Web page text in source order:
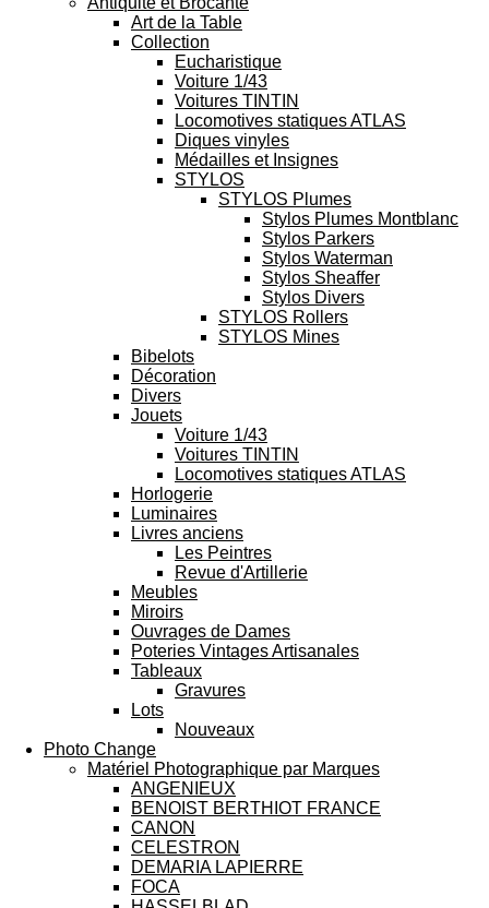
Art de la Table
Collection
Eucharistique
Voiture 1/43
Voitures TINTIN
Locomotives statiques ATLAS
Diques vinyles
Médailles et Insignes
STYLOS
STYLOS Plumes
Stylos Plumes Montblanc
Stylos Parkers
Stylos Waterman
Stylos Sheaffer
Stylos Divers
STYLOS Rollers
STYLOS Mines
Bibelots
Décoration
Divers
Jouets
Voiture 1/43
Voitures TINTIN
Locomotives statiques ATLAS
Horlogerie
Luminaires
Livres anciens
Les Peintres
Revue d'Artillerie
Meubles
Miroirs
Ouvrages de Dames
Poteries Vintages Artisanales
Tableaux
Gravures
Lots
Nouveaux
Photo Change
Matériel Photographique par Marques
ANGENIEUX
BENOIST BERTHIOT FRANCE
CANON
CELESTRON
DEMARIA LAPIERRE
FOCA